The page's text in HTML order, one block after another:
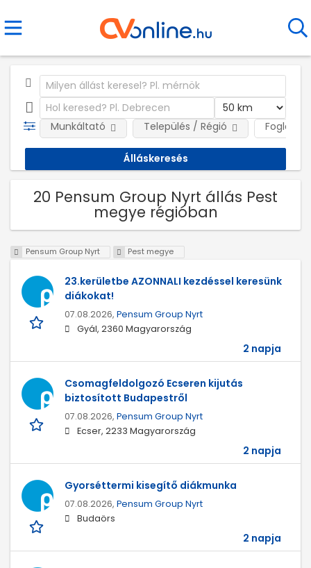
Munkáltató Település / Régió
20 Pensum Group Nyrt állás Pest
megye régióban
Pensum Group Nyrt Pest megye
23.kerületbe AZONNALI kezdéssel keresünk
diákokat!
07.08.2026, Pensum Group Nyrt
Gyál, 2360 Magyarország
2 napja
Csomagfeldolgozó Ecseren kijutás
biztosított Budapestről
07.08.2026, Pensum Group Nyrt
Ecser, 2233 Magyarország
2 napja
Gyorséttermi kisegítő diákmunka
07.08.2026, Pensum Group Nyrt
Budaörs
2 napja